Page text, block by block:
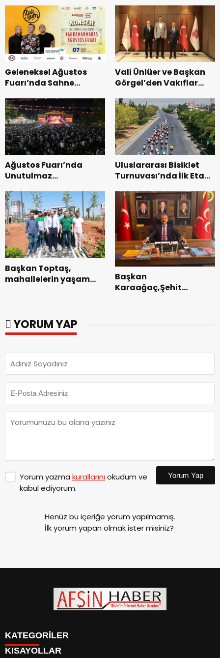
dönemin ön kayıtları
başladı.
Geleneksel Ağustos
Fuarı’nda Sahne
Vali Ünlüer ve Başkan
Görgel’den Vakıflar
ziyaret.
Ağustos Fuarı’nda
Unutulmaz
Uluslararası Bisiklet
Turnuvası’nda İlk Etap
Tamamlandı.
Başkan Toptaş,
mahallelerin yaşam
Başkan
Karaağaç,Şehit
YORUM YAP
Yorum yazma kurallarınıokudum ve
kabul ediyorum.
Yorum Yap
Henüz bu içeriğe yorum yapılmamış.
İlk yorum yapan olmak ister misiniz?
KATEGORİLER
KISAYOLLAR